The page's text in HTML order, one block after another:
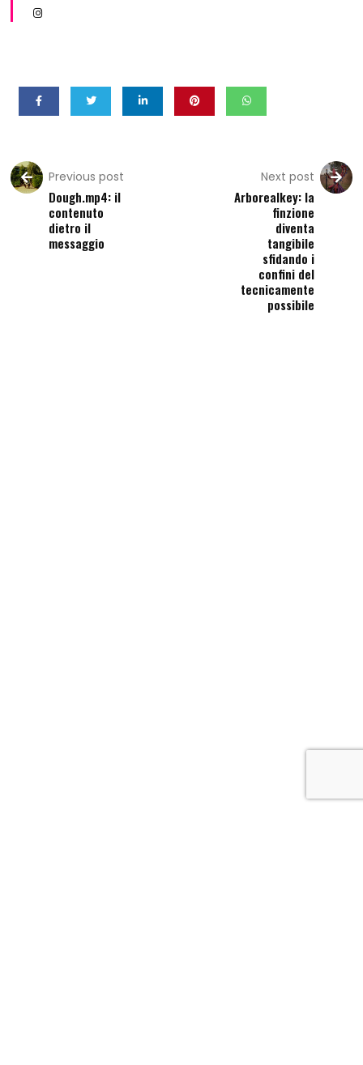
Previous post
Dough.mp4: il
contenuto
dietro il
messaggio
Next post
Arborealkey: la
finzione
diventa
tangibile
sfidando i
confini del
tecnicamente
possibile